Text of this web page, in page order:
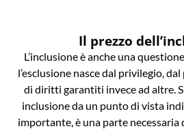
Il prezzo
L’inclusione è anche una
l’esclusione nasce dal privilegio,
di diritti garantiti invece ad altre.
inclusione da un punto di vista
importante, è una parte necessaria